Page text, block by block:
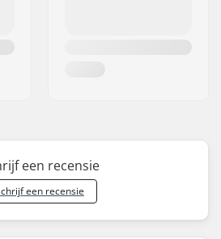
een recensie
een recensie